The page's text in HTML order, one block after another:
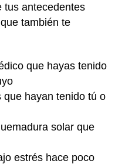
tus antecedentes
también te
que hayas tenido
que hayan tenido tú o
solar que
estrés hace poco